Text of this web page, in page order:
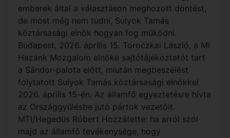
emberek által a választáson meghozott döntést,
de most még nem tudni, Sulyok Tamás
köztársasági elnök hogyan fog működni.
Budapest, 2026. április 15. Toroczkai László, a Mi
Hazánk Mozgalom elnöke sajtótájékoztatót tart
a Sándor-palota előtt, miután megbeszélést
folytatott Sulyok Tamás köztársasági elnökkel
2026. április 15-én. Az államfő egyeztetésre hívta
az Országgyűlésbe jutó pártok vezetőit.
MTI/Hegedüs Róbert Hozzátette: ha arról szól
majd az államfő tevékenysége, hogy